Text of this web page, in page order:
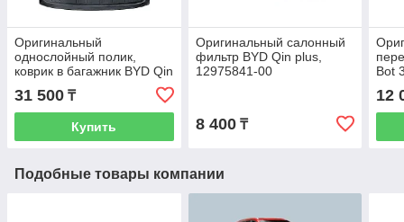
Оригинальный
однослойный полик,
коврик в багажник BYD Qin
plus, Destroyer EV
31 500 ₸
Купить
Оригинальный салонный
фильтр BYD Qin plus,
12975841-00
8 400₸
Bot
12
Подобные товары компании